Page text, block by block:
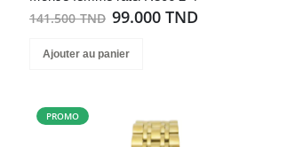
141.500 TND 99.000 TND
Ajouter au panier
PROMO